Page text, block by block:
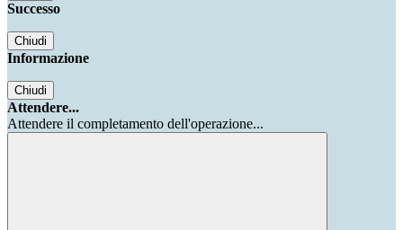
Successo
Chiudi
Informazione
Chiudi
Attendere...
Attendere il completamento dell'operazione...